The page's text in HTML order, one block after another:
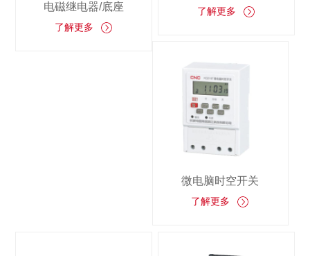
电磁继电器/底座
了解更多
了解更多
微电脑时空开关
了解更多